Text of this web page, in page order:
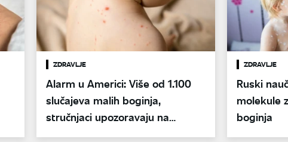
ZDRAVLJE
Alarm u Americi: Više od 1.100
slučajeva malih boginja,
stručnjaci upozoravaju na
smrtne ishode
ZDRAVLJE
Ruski
molekule
boginja